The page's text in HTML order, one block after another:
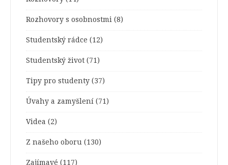
Rozhovory s osobnostmi (8)
Studentský rádce (12)
Studentský život (71)
Tipy pro studenty (37)
Úvahy a zamyšlení (71)
Videa (2)
Z našeho oboru (130)
Zajímavé (117)